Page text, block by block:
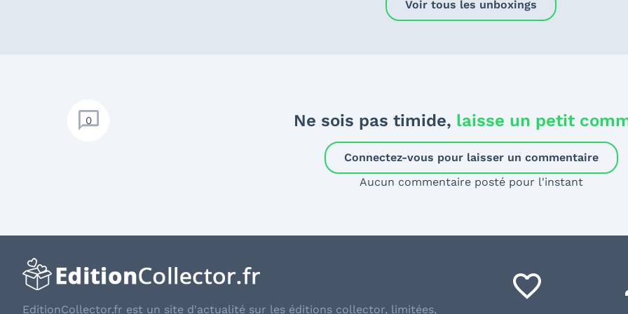
Voir tous les unboxings
0 Ne sois pas timide, laisse un petit
Connectez-vous pour laisser un commentaire
Aucun commentaire posté pour l'instant
EditionCollector.fr est un site d'actualité sur les éditions collector, limitées,